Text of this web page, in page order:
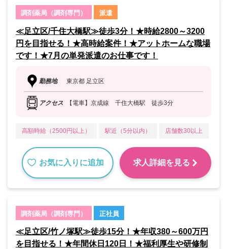
調剤薬局（調剤専門） 派遣
≪足立区/千住大橋駅≫徒歩3分！★時給2800～3200
円を目指せる！★高時給案件！★アットホームな職場
です！★7月の単発派遣のお仕事です！
勤務地 東京都 足立区
アクセス 【電車】京成線 千住大橋駅 徒歩3分
高額時給（2500円以上） 駅近（5分以内） 店舗数30以上
お気に入りに追加 求人詳細を見る
調剤薬局（調剤専門） 正社員
≪足立区/竹ノ塚駅≫徒歩15分！★年収380～600万円
を目指せる！★年間休日120日！★福利厚生や研修制